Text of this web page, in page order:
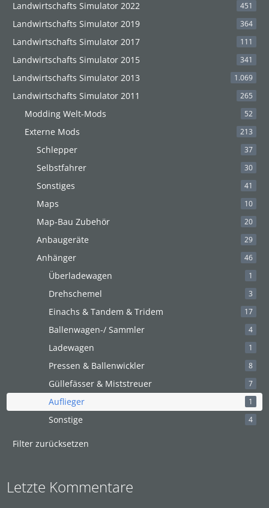
Landwirtschafts Simulator 2022 451
Landwirtschafts Simulator 2019 364
Landwirtschafts Simulator 2017 111
Landwirtschafts Simulator 2015 341
Landwirtschafts Simulator 2013 1.069
Landwirtschafts Simulator 2011 265
Modding Welt-Mods 52
Externe Mods 213
Schlepper 37
Selbstfahrer 30
Sonstiges 41
Maps 10
Map-Bau Zubehör 20
Anbaugeräte 29
Anhänger 46
Überladewagen 1
Drehschemel 3
Einachs & Tandem & Tridem 17
Ballenwagen-/ Sammler 4
Ladewagen 1
Pressen & Ballenwickler 8
Güllefässer & Miststreuer 7
Auflieger 1
Sonstige 4
Filter zurücksetzen
Letzte Kommentare